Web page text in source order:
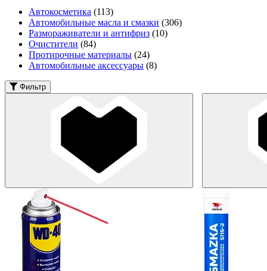
Автокосметика (113)
Автомобильные масла и смазки (306)
Размораживатели и антифриз (10)
Очистители (84)
Протирочные материалы (24)
Автомобильные аксессуары (8)
Фильтр